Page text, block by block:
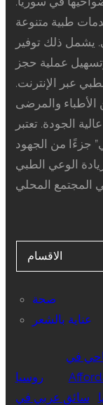
طبية متنوعة
يشمل ذلك توفير
عملية حجز
عبر الإنترنت.
الأطباء والمرضى
الجودة. تعتبر
جزءًا من الجهود
الوعي الطبي
الاقسام
صحة
عناية بالشعر
في
روسيا
سائق عربي في